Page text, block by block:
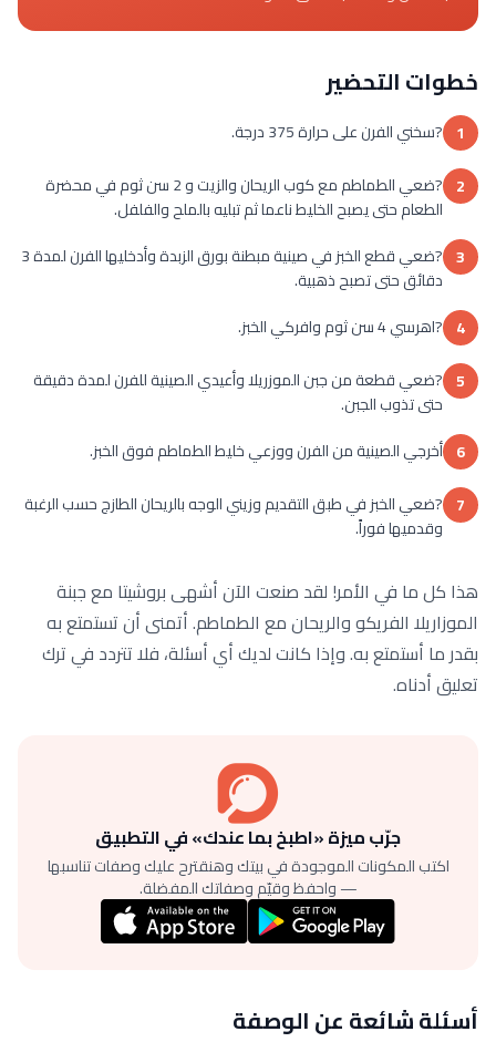
خطوات التحضير
1 ?سخني الفرن على حرارة 375 درجة.
2
?ضعي الطماطم مع كوب الريحان والزيت و 2 سن ثوم في محضرة
الطعام حتى يصبح الخليط ناعما ثم تبليه بالملح والفلفل.
3
?ضعي قطع الخبز في صينية مبطنة بورق الزبدة وأدخليها الفرن لمدة 3
دقائق حتى تصبح ذهبية.
4 ?اهرسي 4 سن ثوم وافركي الخبز.
5 ?ضعي قطعة من جبن الموزريلا وأعيدي الصينية للفرن لمدة دقيقة
حتى تذوب الجبن.
6 أخرجي الصينية من الفرن ووزعي خليط الطماطم فوق الخبز.
7 ?ضعي الخبز في طبق التقديم وزيني الوجه بالريحان الطازج حسب الرغبة
وقدميها فوراً.
هذا كل ما في الأمر! لقد صنعت الآن أشهى بروشيتا مع جبنة
الموزاريلا الفريكو والريحان مع الطماطم. أتمنى أن تستمتع به
بقدر ما أستمتع به. وإذا كانت لديك أي أسئلة، فلا تتردد في ترك
تعليق أدناه.
جرّب ميزة «اطبخ بما عندك» في التطبيق
اكتب المكونات الموجودة في بيتك وهنقترح عليك وصفات تناسبها
— واحفظ وقيّم وصفاتك المفضلة.
أسئلة شائعة عن الوصفة